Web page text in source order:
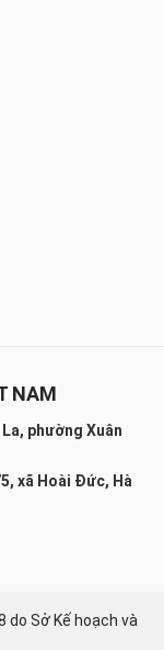
NAM
phường Xuân
xã Hoài Đức, Hà
do Sở Kế hoạch và